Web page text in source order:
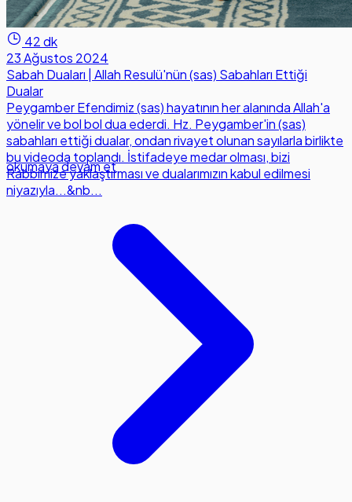
42 dk
23 Ağustos 2024
Sabah Duaları | Allah Resulü'nün (sas) Sabahları Ettiği
Dualar
Peygamber Efendimiz (sas) hayatının her alanında Allah'a
yönelir ve bol bol dua ederdi. Hz. Peygamber'in (sas)
sabahları ettiği dualar, ondan rivayet olunan sayılarla birlikte
bu videoda toplandı. İstifadeye medar olması, bizi
Rabbimize yaklaştırması ve dualarımızın kabul edilmesi
niyazıyla...&nb...
okumaya devam et